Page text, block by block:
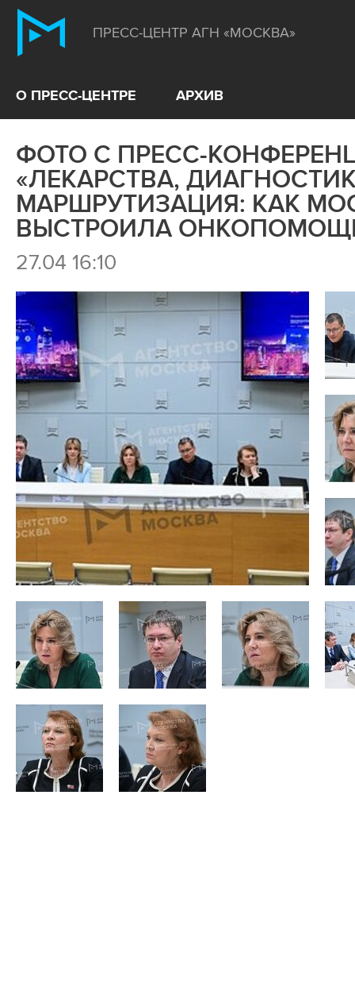
ПРЕСС-ЦЕНТР АГН «МОСКВА»
О ПРЕСС-ЦЕНТРЕ АРХИВ
ФОТО С ПРЕСС-
«ЛЕКАРСТВА,
МАРШРУТИЗАЦИЯ: КАК
ВЫСТРОИЛА
27.04 16:10